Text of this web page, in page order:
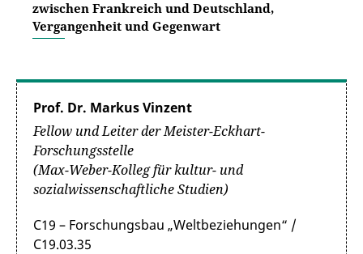
zwischen Frankreich und Deutschland,
Vergangenheit und Gegenwart
Prof. Dr. Markus Vinzent
Fellow und Leiter der Meister-Eckhart-
Forschungsstelle
(Max-Weber-Kolleg für kultur- und
sozialwissenschaftliche Studien)
C19 – Forschungsbau „Weltbeziehungen“ /
C19.03.35